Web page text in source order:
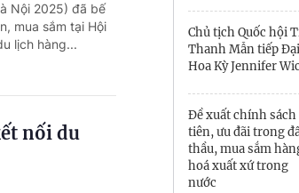
Đồng
Gia Lai
Hồ Chí
Hà Tĩnh
Nội 2025) đã bế
mua sắm tại Hội
lịch hàng...
nối du
Chủ tịch Quốc hội
Thanh Mẫn tiếp
Hoa Kỳ Jennifer
Đề xuất chính sách
tiên, ưu đãi trong
thầu, mua sắm
hoá xuất xứ trong
nước